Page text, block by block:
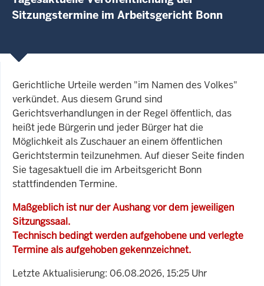
Sitzungstermine im Arbeitsgericht Bonn
Gerichtliche Urteile werden "im Namen des Volkes"
verkündet. Aus diesem Grund sind
Gerichtsverhandlungen in der Regel öffentlich, das
heißt jede Bürgerin und jeder Bürger hat die
Möglichkeit als Zuschauer an einem öffentlichen
Gerichtstermin teilzunehmen. Auf dieser Seite finden
Sie tagesaktuell die im Arbeitsgericht Bonn
stattfindenden Termine.
Maßgeblich ist nur der Aushang vor dem jeweiligen
Sitzungssaal.
Technisch bedingt werden aufgehobene und verlegte
Termine als aufgehoben gekennzeichnet.
Letzte Aktualisierung: 06.08.2026, 15:25 Uhr